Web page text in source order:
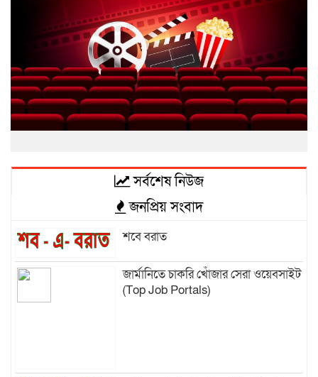
সর্বশেষ নিউজ
জনপ্রিয় সংবাদ
শবে বরাত
জার্মানিতে চাকরি খোঁজার সেরা ওয়েবসাইট
(Top Job Portals)